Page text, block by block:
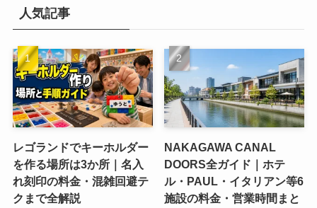
人気記事
レゴランドでキーホルダー
を作る場所は3か所｜名入
れ刻印の料金・混雑回避テ
クまで全解説
NAKAGAWA CANAL
DOORS全ガイド｜ホテ
ル・PAUL・イタリアン等6
施設の料金・営業時間まと